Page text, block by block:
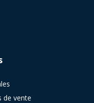
de vente